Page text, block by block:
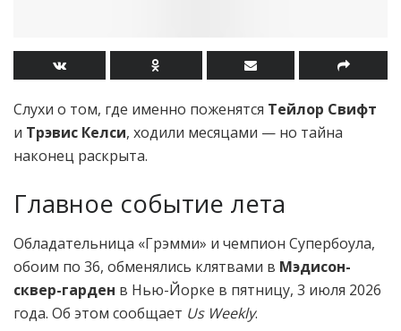
Слухи о том, где именно поженятся Тейлор Свифт
и Трэвис Келси, ходили месяцами — но тайна
наконец раскрыта.
Главное событие лета
Обладательница «Грэмми» и чемпион Супербоула,
обоим по 36, обменялись клятвами в Мэдисон-
сквер-гарден в Нью-Йорке в пятницу, 3 июля 2026
года. Об этом сообщает Us Weekly.